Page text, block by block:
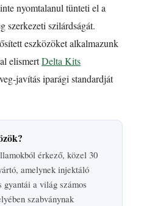
nyomtalanul tünteti el a
szerkezeti szilárdságát.
eszközöket alkalmazunk
elismertDelta Kits
javítás iparági standardját
érkező, közel 30
amelynek injektáló
gyantái a világ számos
szabványnak